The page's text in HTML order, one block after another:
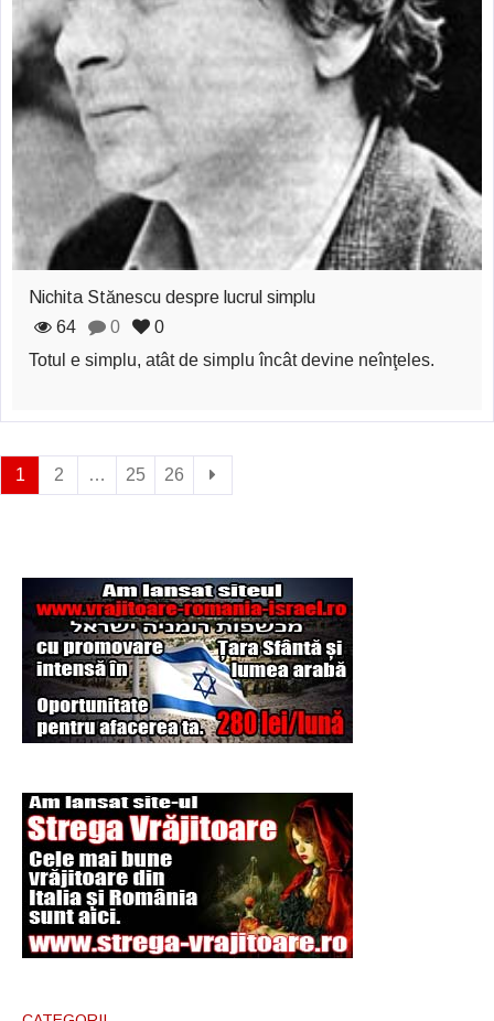
Nichita Stănescu despre lucrul simplu
64
0
0
Totul e simplu, atât de simplu încât devine neînţeles.
1 2 … 25 26